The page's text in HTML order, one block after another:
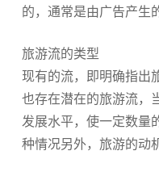
的，通常是由广告产生
旅游流的类型
现有的流，即明确指出
也存在潜在的旅游流，
发展水平，使一定数量
种情况另外，旅游的动